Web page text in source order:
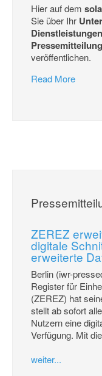
Hier auf dem
Sie über Ihr
Dienstleistungen
veröffentlichen.
Read More
ZEREZ
digitale
erweiterte
Berlin (iwr-
Register für
(ZEREZ) hat
stellt ab sofort
Nutzern eine
Verfügung. Mit
weiter...